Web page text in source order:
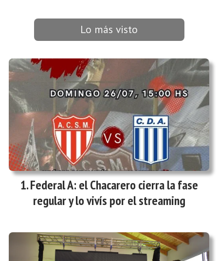
Lo más visto
Federal A: el Chacarero cierra la fase
regular y lo vivís por el streaming